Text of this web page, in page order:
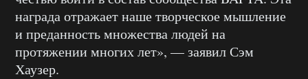
награда отражает наше творческое мышление
и преданность множества людей на
протяжении многих лет», — заявил Сэм
Хаузер.